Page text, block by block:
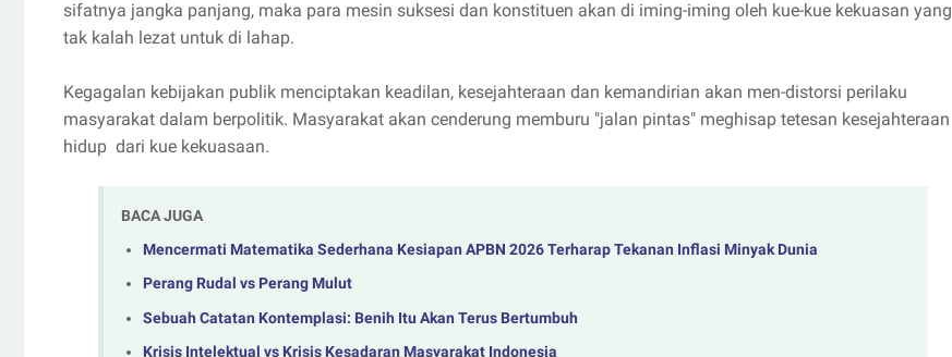
sifatnya jangka panjang, maka para mesin suksesi dan konstituen akan di iming-iming oleh kue-kue kekuasan yang
tak kalah lezat untuk di lahap.
Kegagalan kebijakan publik menciptakan keadilan, kesejahteraan dan kemandirian akan men-distorsi perilaku
masyarakat dalam berpolitik. Masyarakat akan cenderung memburu "jalan pintas" meghisap tetesan kesejahteraan
hidup dari kue kekuasaan.
BACA JUGA
Mencermati Matematika Sederhana Kesiapan APBN 2026 Terharap Tekanan Inflasi Minyak Dunia
Perang Rudal vs Perang Mulut
Sebuah Catatan Kontemplasi: Benih Itu Akan Terus Bertumbuh
Krisis Intelektual vs Krisis Kesadaran Masyarakat Indonesia